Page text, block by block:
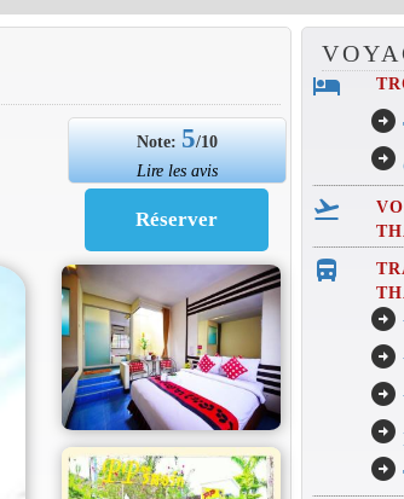
Note:5/10
Lire les avis
hotel
arrow_circle_right
arrow_circle_right
flight_takeoff
directions_bus_filled
arrow_circle_right
arrow_circle_right
arrow_circle_right
arrow_circle_right
arrow_circle_right